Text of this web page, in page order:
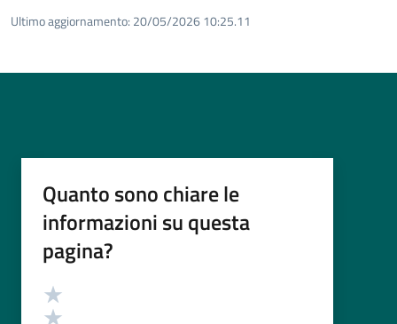
Ultimo aggiornamento: 20/05/2026 10:25.11
Quanto sono chiare le
informazioni su questa
pagina?
Valutazione